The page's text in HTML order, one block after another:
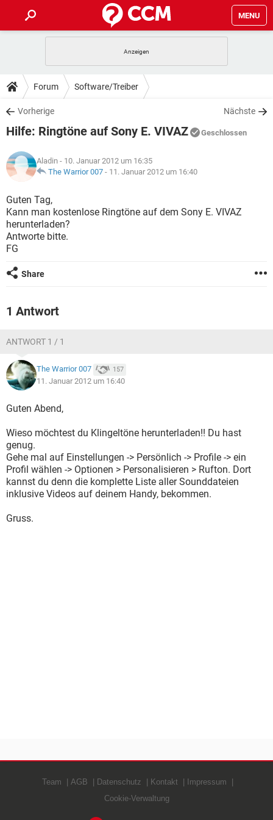
MENU
ANDROID IOS
WINDOWS 10
WHATSAPP TIKTOK
FACEBOOK
TIPPS & TRICKS
SPIELE
WHATSAPP TIKTOK
DOWNLOADS
SPIELE STREAMING
ANDROID
WINDOWS 10 INSTAGRAM
WHATSAPP
FACEBOOK HARDWARE
SPIELE STREAMING
WINDOWS 10
WHATSAPP
FACEBOOK
LEXIKON
SPIELE
ANDROID IOS
WINDOWS 10
FACEBOOK
Forum Software/Treiber
Vorherige Nächste
Hilfe: Ringtöne auf Sony E. VIVAZ Geschlossen
Aladin - 10. Januar 2012 um 16:35
The Warrior 007 - 11. Januar 2012 um 16:40
Guten Tag,
Kann man kostenlose Ringtöne auf dem Sony E. VIVAZ
herunterladen?
Antworte bitte.
FG
Share
1 Antwort
ANTWORT 1 / 1
The Warrior 007 157
11. Januar 2012 um 16:40
Guten Abend,
Wieso möchtest du Klingeltöne herunterladen!! Du hast
genug.
Gehe mal auf Einstellungen -> Persönlich -> Profile -> ein
Profil wählen -> Optionen > Personalisieren > Rufton. Dort
kannst du denn die komplette Liste aller Sounddateien
inklusive Videos auf deinem Handy, bekommen.
Gruss.
Team AGB Datenschutz Kontakt
Impressum
Cookie-Verwaltung